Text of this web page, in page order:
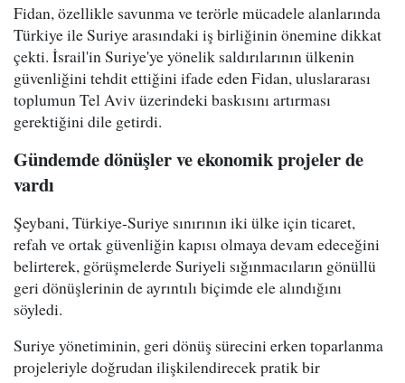
Fidan, özellikle savunma ve terörle mücadele alanlarında
Türkiye ile Suriye arasındaki iş birliğinin önemine dikkat
çekti. İsrail'in Suriye'ye yönelik saldırılarının ülkenin
güvenliğini tehdit ettiğini ifade eden Fidan, uluslararası
toplumun Tel Aviv üzerindeki baskısını artırması
gerektiğini dile getirdi.
Gündemde dönüşler ve ekonomik projeler de
vardı
Şeybani, Türkiye-Suriye sınırının iki ülke için ticaret,
refah ve ortak güvenliğin kapısı olmaya devam edeceğini
belirterek, görüşmelerde Suriyeli sığınmacıların gönüllü
geri dönüşlerinin de ayrıntılı biçimde ele alındığını
söyledi.
Suriye yönetiminin, geri dönüş sürecini erken toparlanma
projeleriyle doğrudan ilişkilendirecek pratik bir